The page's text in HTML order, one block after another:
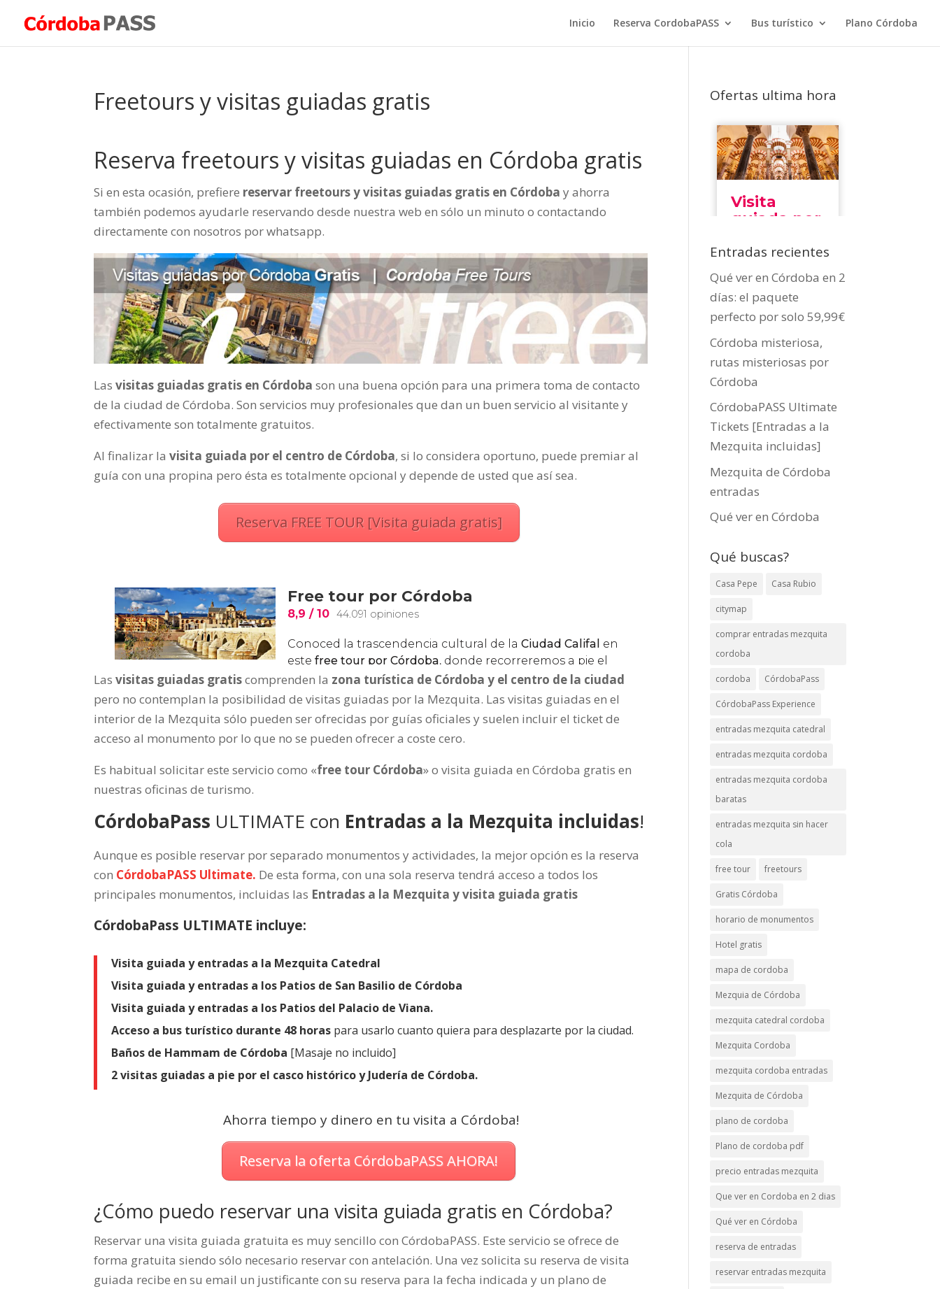
Inicio Reserva CordobaPASS Bus turístico Plano Córdoba
Freetours y visitas guiadas gratis
Reserva freetours y visitas guiadas en Córdoba gratis
Si en esta ocasión, prefiere reservar freetours y visitas guiadas gratis en Córdoba y ahorra
también podemos ayudarle reservando desde nuestra web en sólo un minuto o contactando
directamente con nosotros por whatsapp.
Lasvisitas guiadas gratis en Córdoba son una buena opción para una primera toma de contacto
de la ciudad de Córdoba. Son servicios muy profesionales que dan un buen servicio al visitante y
efectivamente son totalmente gratuitos.
Al finalizar lavisita guiada por el centro de Córdoba, si lo considera oportuno, puede premiar al
guía con una propina pero ésta es totalmente opcional y depende de usted que así sea.
Reserva FREE TOUR [Visita guiada gratis]
Lasvisitas guiadas gratiscomprenden la zona turística de Córdoba y el centro de la ciudad
pero no contemplan la posibilidad de visitas guiadas por la Mezquita. Las visitas guiadas en el
interior de la Mezquita sólo pueden ser ofrecidas por guías oficiales y suelen incluir el ticket de
acceso al monumento por lo que no se pueden ofrecer a coste cero.
Es habitual solicitar este servicio como «free tour Córdoba» o visita guiada en Córdoba gratis en
nuestras oficinas de turismo.
CórdobaPass ULTIMATE con Entradas a la Mezquita incluidas!
Aunque es posible reservar por separado monumentos y actividades, la mejor opción es la reserva
con CórdobaPASS Ultimate. De esta forma, con una sola reserva tendrá acceso a todos los
principales monumentos, incluidas las Entradas a la Mezquita y visita guiada gratis
CórdobaPass ULTIMATE incluye:
Visita guiada y entradas a la Mezquita Catedral
Visita guiada y entradas a los Patios de San Basilio de Córdoba
Visita guiada y entradas a los Patios del Palacio de Viana.
Acceso a bus turístico durante 48 horas para usarlo cuanto quiera para desplazarte por la ciudad.
Baños de Hammam de Córdoba [Masaje no incluido]
2 visitas guiadas a pie por el casco histórico y Judería de Córdoba.
Ahorra tiempo y dinero en tu visita a Córdoba!
Reserva la oferta CórdobaPASS AHORA!
¿Cómo puedo reservar una visita guiada gratis en Córdoba?
Reservar una visita guiada gratuita es muy sencillo con CórdobaPASS. Este servicio se ofrece de
forma gratuita siendo sólo necesario reservar con antelación. Una vez solicita su reserva de visita
guiada recibe en su email un justificante con su reserva para la fecha indicada y un plano de
Ofertas ultima hora
Entradas recientes
Qué ver en Córdoba en 2
días: el paquete
perfecto por solo 59,99€
Córdoba misteriosa,
rutas misteriosas por
Córdoba
CórdobaPASS Ultimate
Tickets [Entradas a la
Mezquita incluidas]
Mezquita de Córdoba
entradas
Qué ver en Córdoba
Qué buscas?
Casa Pepe Casa Rubio
citymap
comprar entradas mezquita
cordoba
cordoba CórdobaPass
CórdobaPass Experience
entradas mezquita catedral
entradas mezquita cordoba
entradas mezquita cordoba
baratas
entradas mezquita sin hacer
cola
free tour freetours
Gratis Córdoba
horario de monumentos
Hotel gratis
mapa de cordoba
Mezquia de Córdoba
mezquita catedral cordoba
Mezquita Cordoba
mezquita cordoba entradas
Mezquita de Córdoba
plano de cordoba
Plano de cordoba pdf
precio entradas mezquita
Que ver en Cordoba en 2 dias
Qué ver en Córdoba
reserva de entradas
reservar entradas mezquita